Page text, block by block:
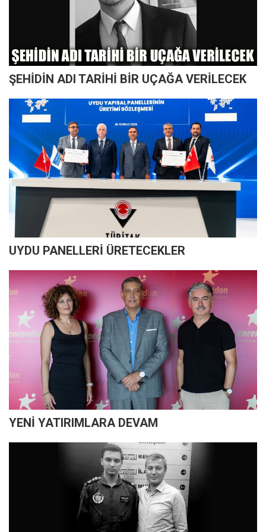
ŞEHİDİN ADI TARİHİ BİR UÇAĞA VERİLECEK
UYDU PANELLERİ ÜRETECEKLER
YENİ YATIRIMLARA DEVAM